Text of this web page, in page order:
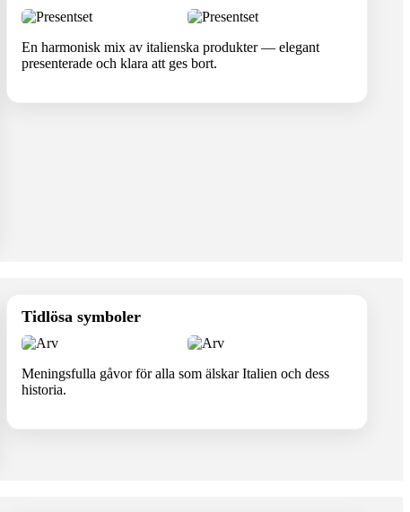
En harmonisk mix av italienska produkter — elegant
presenterade och klara att ges bort.
Tidlösa symboler
Meningsfulla gåvor för alla som älskar Italien och dess
historia.